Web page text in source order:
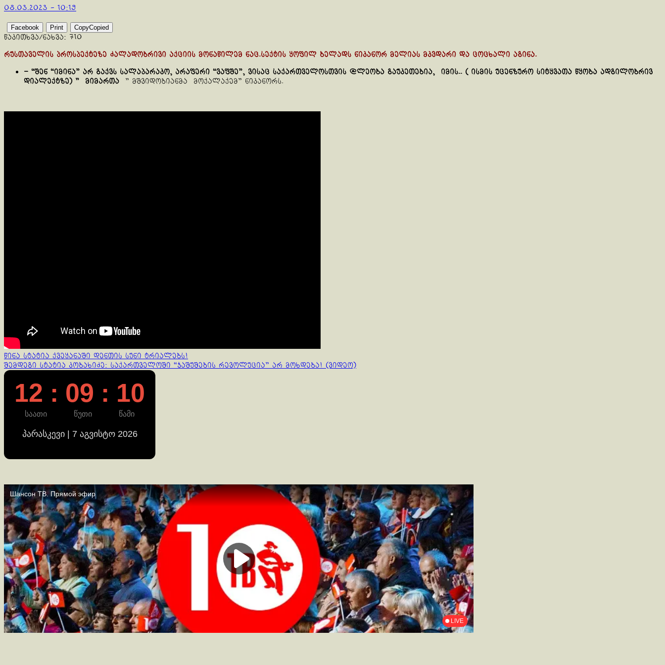
08.03.2023 - 10:19
Facebook Print CopyCopied
წაკითხვა/ნახვა: 710
რუსთაველის პროსპექტეზე ძალადობრივი აქციის მონაწილემ ნაც.სექტის ყოფილ ბელადს ნიკანორ მელიას მკვდარი და ცოცხალი აგინა.
– “შენ “იმინა” არ გაქვს სალაპარაკო, არაფერი “ვაფშე”, ვისაც საქართველოსთვის @ლეობა გაუკეთებია, იმის.. ( ისმის უცენზურო სიტყვათა წყობა ადგილობრივ
დიალექტზე) ” მიმართა
” მშვიდობიანმა მოქალაქემ” ნიკანორს.
Continue
Reading
წინა სტატია ქვეყანაში დენთის სუნი ტრიალებს!
შემდეგი სტატია კობახიძე: საქართველოში “ჯაშუშების რევოლუცია” არ მოხდება! (ვიდეო)
12 : 09 : 10
საათი წუთი წამი
პარასკევი | 7 აგვისტო 2026